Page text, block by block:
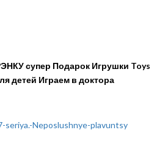
супер Подарок Игрушки Toys
детей Играем в доктора